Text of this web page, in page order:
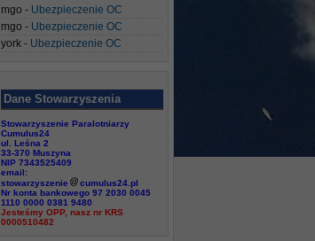
mgo - Ubezpieczenie OC
mgo - Ubezpieczenie OC
york - Ubezpieczenie OC
Dane Stowarzyszenia
Stowarzyszenie Paralotniarzy
Cumulus24
ul. Leśna 2
33-370 Muszyna
NIP 7343525409
email:
stowarzyszenie
cumulus24.pl
Nr konta bankowego 97 2030 0045
1110 0000 0381 9480
Jesteśmy OPP, nasz nr KRS
0000510482